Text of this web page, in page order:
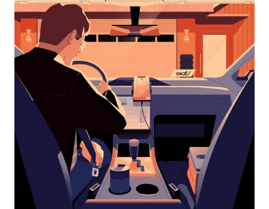
the
calendar
and
select
a
date.
Press
the
escape
button
the
calendar.